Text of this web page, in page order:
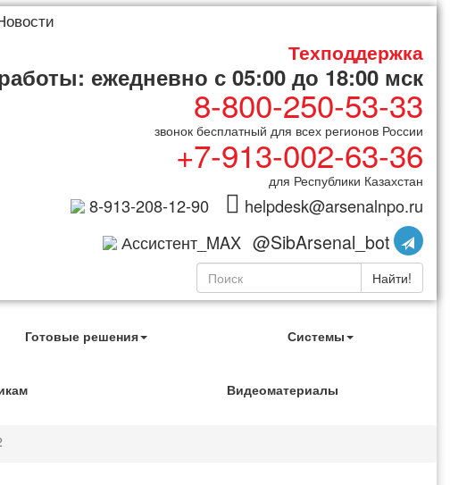
Техподдержка
ежедневно с 05:00 до 18:00 мск
8-800-250-53-33
звонок бесплатный для всех регионов России
+7-913-002-63-36
для Республики Казахстан
8-913-208-12-90
helpdesk@arsenalnpo.ru
Ассистент_MAX @SibArsenal_bot
Найти!
Готовые решения Системы
Видеоматериалы